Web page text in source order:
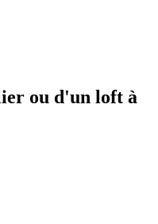
ou d'un loft à